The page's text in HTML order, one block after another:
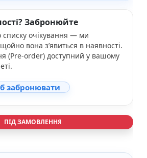
Забронюйте
списку очікування — ми
вона з’явиться в наявності.
(Pre-order) доступний у вашому
забронювати
ПІД ЗАМОВЛЕННЯ